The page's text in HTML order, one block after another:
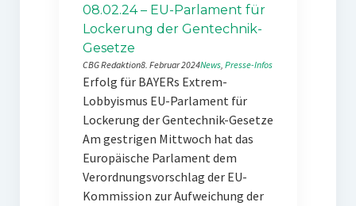
08.02.24 – EU-Parlament für
Lockerung der Gentechnik-
Gesetze
CBG Redaktion8. Februar 2024News, Presse-Infos
Erfolg für BAYERs Extrem-
Lobbyismus EU-Parlament für
Lockerung der Gentechnik-Gesetze
Am gestrigen Mittwoch hat das
Europäische Parlament dem
Verordnungsvorschlag der EU-
Kommission zur Aufweichung der